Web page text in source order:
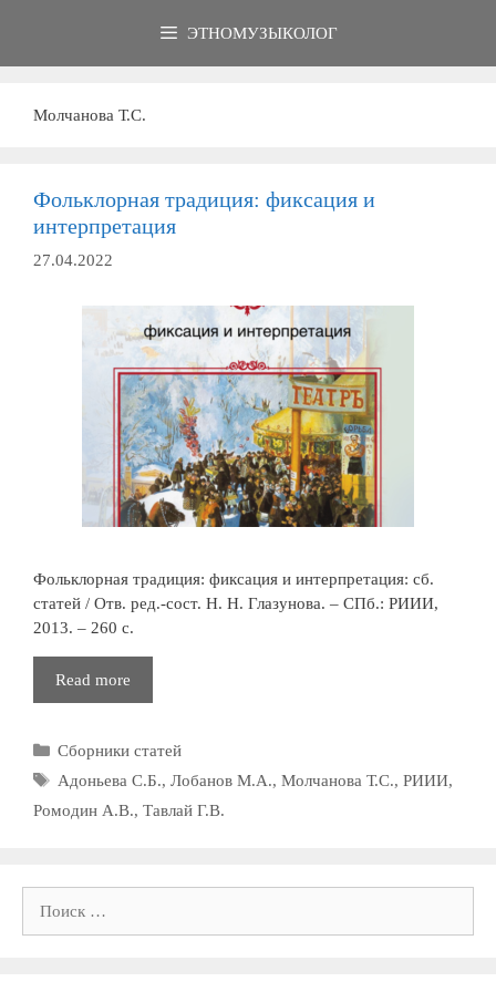
ЭТНОМУЗЫКОЛОГ
Молчанова Т.С.
Фольклорная традиция: фиксация и
интерпретация
27.04.2022
Фольклорная традиция: фиксация и интерпретация: сб.
статей / Отв. ред.-сост. Н. Н. Глазунова. – СПб.: РИИИ,
2013. – 260 с.
Read more
традиция:
и
интерпретация
Рубрики
Сборники статей
Метки
Адоньева С.Б., Лобанов М.А., Молчанова Т.С., РИИИ,
Ромодин А.В., Тавлай Г.В.